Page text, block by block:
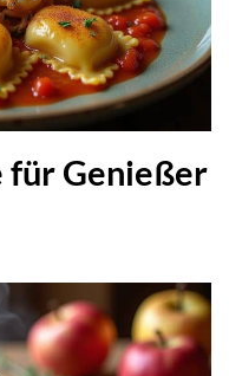
für Genießer